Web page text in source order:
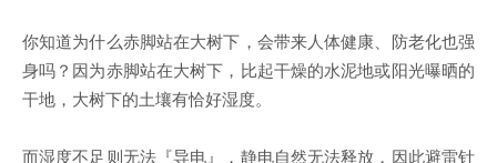
你知道为什么赤脚站在大树下，会带来人体健康、防老化也强
身吗？因为赤脚站在大树下，比起干燥的水泥地或阳光曝晒的
干地，大树下的土壤有恰好湿度。
而湿度不足则无法『导电』，静电自然无法释放，因此避雷针